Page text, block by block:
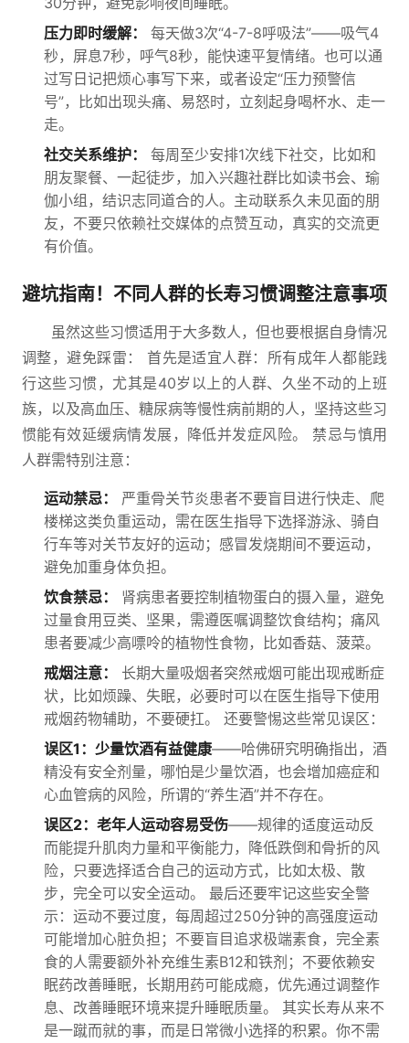
压力即时缓解：
每天做3次“4-7-8呼吸法”——吸气4
秒，屏息7秒，呼气8秒，能快速平复情绪。也可以通
过写日记把烦心事写下来，或者设定“压力预警信
号”，比如出现头痛、易怒时，立刻起身喝杯水、走一
走。
社交关系维护：
每周至少安排1次线下社交，比如和
朋友聚餐、一起徒步，加入兴趣社群比如读书会、瑜
伽小组，结识志同道合的人。主动联系久未见面的朋
友，不要只依赖社交媒体的点赞互动，真实的交流更
有价值。
避坑指南！不同人群的长寿习惯调整注意事项
虽然这些习惯适用于大多数人，但也要根据自身情况
调整，避免踩雷： 首先是适宜人群：所有成年人都能践
行这些习惯，尤其是40岁以上的人群、久坐不动的上班
族，以及高血压、糖尿病等慢性病前期的人，坚持这些习
惯能有效延缓病情发展，降低并发症风险。 禁忌与慎用
人群需特别注意：
运动禁忌：
严重骨关节炎患者不要盲目进行快走、爬
楼梯这类负重运动，需在医生指导下选择游泳、骑自
行车等对关节友好的运动；感冒发烧期间不要运动，
避免加重身体负担。
饮食禁忌：
肾病患者要控制植物蛋白的摄入量，避免
过量食用豆类、坚果，需遵医嘱调整饮食结构；痛风
患者要减少高嘌呤的植物性食物，比如香菇、菠菜。
戒烟注意：
长期大量吸烟者突然戒烟可能出现戒断症
状，比如烦躁、失眠，必要时可以在医生指导下使用
戒烟药物辅助，不要硬扛。 还要警惕这些常见误区：
误区1：少量饮酒有益健康——哈佛研究明确指出，酒
精没有安全剂量，哪怕是少量饮酒，也会增加癌症和
心血管病的风险，所谓的“养生酒”并不存在。
误区2：老年人运动容易受伤——规律的适度运动反
而能提升肌肉力量和平衡能力，降低跌倒和骨折的风
险，只要选择适合自己的运动方式，比如太极、散
步，完全可以安全运动。 最后还要牢记这些安全警
示：运动不要过度，每周超过250分钟的高强度运动
可能增加心脏负担；不要盲目追求极端素食，完全素
食的人需要额外补充维生素B12和铁剂；不要依赖安
眠药改善睡眠，长期用药可能成瘾，优先通过调整作
息、改善睡眠环境来提升睡眠质量。 其实长寿从来不
是一蹴而就的事，而是日常微小选择的积累。你不需